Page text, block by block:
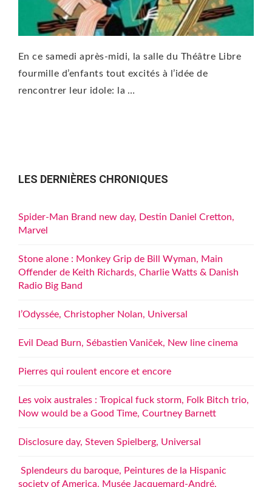
En ce samedi après-midi, la salle du Théâtre Libre
fourmille d’enfants tout excités à l’idée de
rencontrer leur idole: la …
LES DERNIÈRES CHRONIQUES
Spider-Man Brand new day, Destin Daniel Cretton,
Marvel
Stone alone : Monkey Grip de Bill Wyman, Main
Offender de Keith Richards, Charlie Watts & Danish
Radio Big Band
l’Odyssée, Christopher Nolan, Universal
Evil Dead Burn, Sébastien Vaniček, New line cinema
Pierres qui roulent encore et encore
Les voix australes : Tropical fuck storm, Folk Bitch trio,
Now would be a Good Time, Courtney Barnett
Disclosure day, Steven Spielberg, Universal
Splendeurs du baroque, Peintures de la Hispanic
society of America, Musée Jacquemard-André,